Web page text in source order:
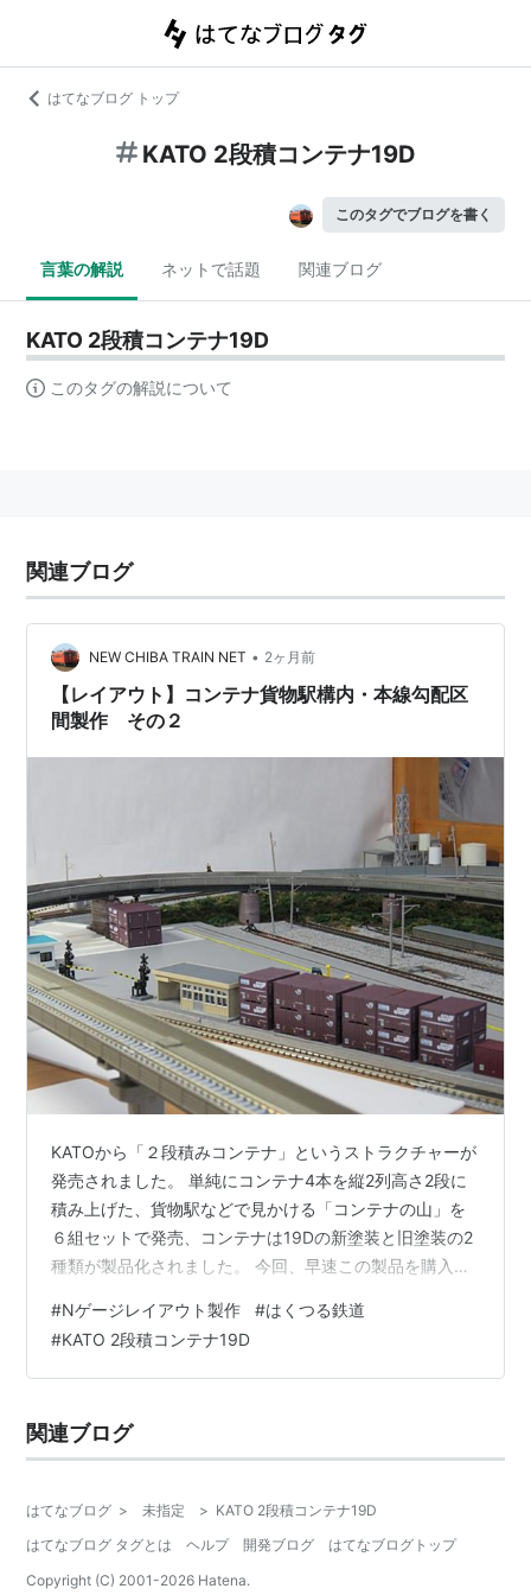
はてなブログ トップ
KATO 2段積コンテナ19D
このタグでブログを書く
言葉の解説 ネットで話題 関連ブログ
KATO 2段積コンテナ19D
このタグの解説について
関連ブログ
NEW CHIBA TRAIN NET • 2ヶ月前
【レイアウト】コンテナ貨物駅構内・本線勾配区
間製作 その２
KATOから「２段積みコンテナ」というストラクチャーが
発売されました。 単純にコンテナ4本を縦2列高さ2段に
積み上げた、貨物駅などで見かける「コンテナの山」を
６組セットで発売、コンテナは19Dの新塗装と旧塗装の2
種類が製品化されました。 今回、早速この製品を購入し
でみました。 上の写真は、今回の作業前の様子です。 コ
ンテナ貨物駅は、レイアウトボードの上に地面嵩上げ用
の5mm厚のスチレンボードを敷き、その上にグレーで塗
います。 このうち、まだ仮設置の状態であった5mm厚の
スチレンボードをこのタ…
#Nゲージレイアウト製作 #はくつる鉄道
#KATO 2段積コンテナ19D
関連ブログ
はてなブログ > 未指定 > KATO 2段積コンテナ19D
はてなブログ タグとは
ヘルプ 開発ブログ
はてなブログトップ
Copyright (C) 2001-2026 Hatena.